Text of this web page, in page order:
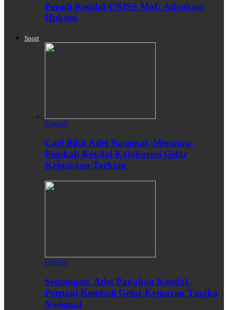
Peradi Kendal-UNISS MoU Advokasi
Hukum
Sport
Daerah
Cari Bibit Atlet Nasional, Menpora-
Pemkab Kendal Kolaborasi Gelar
Kejuaraan Tarkam
Daerah
Semangati Atlet Panahan Kendal,
Perpani Kembali Gelar Kejuaran Tingka
Nasional